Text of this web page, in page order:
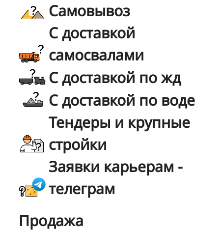
Самовывоз
С доставкой
самосвалами
С доставкой по жд
С доставкой по воде
Тендеры и крупные
стройки
Заявки карьерам -
телеграм
Продажа